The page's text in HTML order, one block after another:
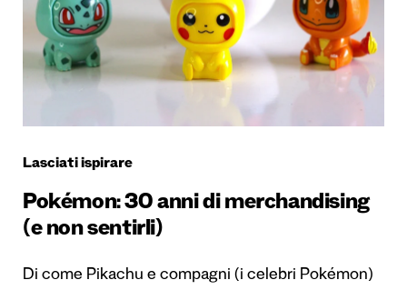
Lasciati ispirare
Pokémon: 30 anni di merchandising
(e non sentirli)
Di come Pikachu e compagni (i celebri Pokémon)